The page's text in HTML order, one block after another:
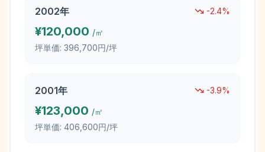
2002年 -2.4%
¥120,000 /㎡
坪単価: 396,700円/坪
2001年 -3.9%
¥123,000 /㎡
坪単価: 406,600円/坪